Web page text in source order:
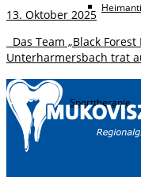
Sporttherapie
13. Oktober 2025
Das Team „Black
Unterharmersbach trat